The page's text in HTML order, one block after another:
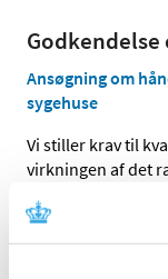
Ansøgning om
sygehuse
Vi stiller krav til
virkningen af det
efter samme
lægemidler.